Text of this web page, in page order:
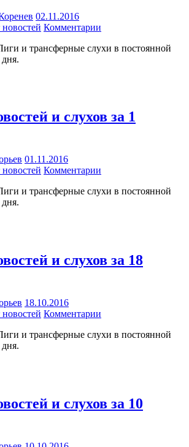
02.11.2016
Комментарии
и трансферные слухи в постоянной
и слухов за 1
01.11.2016
Комментарии
и трансферные слухи в постоянной
и слухов за 18
18.10.2016
Комментарии
и трансферные слухи в постоянной
и слухов за 10